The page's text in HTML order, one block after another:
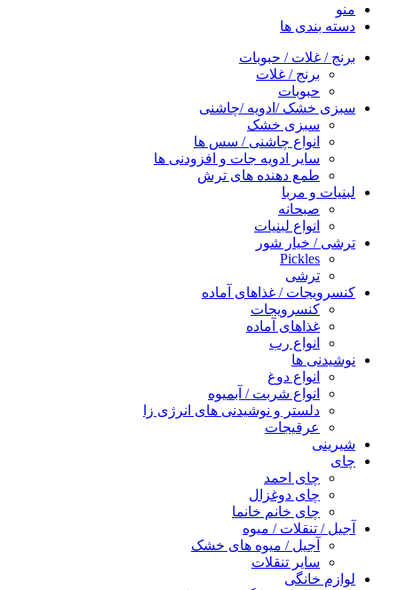
منو
دسته بندی ها
برنج / غلات / حبوبات
برنج / غلات
حبوبات
سبزی خشک /ادویه /چاشنی
سبزی خشک
انواع چاشنی / سس ها
سایر ادویه جات و افزودنی ها
طمع دهنده های ترش
لبنیات و مربا
صبحانه
انواع لبنیات
ترشی / خیار شور
Pickles
ترشی
کنسرویجات / غذاهای آماده
کنسرویجات
غذاهای آماده
انواع رب
نوشیدنی ها
انواع دوغ
انواع شربت / آبمیوه
دلستر و نوشیدنی های انرژی زا
عرقیجات
شیرینی
چای
چای احمد
چای دوغزال
چای خانم خانما
آجیل / تنقلات / میوه
آجیل / میوه های خشک
سایر تنقلات
لوازم خانگی